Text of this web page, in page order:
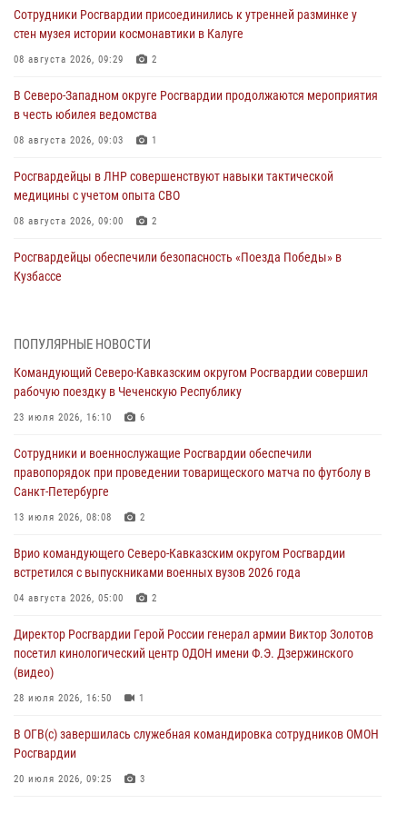
Сотрудники Росгвардии присоединились к утренней разминке у
стен музея истории космонавтики в Калуге
08 августа 2026, 09:29 2
В Северо-Западном округе Росгвардии продолжаются мероприятия
в честь юбилея ведомства
08 августа 2026, 09:03 1
Росгвардейцы в ЛНР совершенствуют навыки тактической
медицины с учетом опыта СВО
08 августа 2026, 09:00 2
Росгвардейцы обеспечили безопасность «Поезда Победы» в
Кузбассе
Военнослужащие Софринской бригады Росгвардии встретились с
дорогой к Победе в СВО» (видео)
08 августа 2026, 07:00
исполнилось 20 лет
08 августа 2026, 07:00
В Кабардино-Балкарии сотрудники Росгвардии провели турнир по
08 августа 2026, 07:00
В Москве росгвардейцы оказали помощь медикам и девушке с
08 августа 2026, 06:32 1
ПОПУЛЯРНЫЕ НОВОСТИ
Командующий Северо-Кавказским округом Росгвардии совершил
рабочую поездку в Чеченскую Республику
23 июля 2026, 16:10 6
Сотрудники и военнослужащие Росгвардии обеспечили
правопорядок при проведении товарищеского матча по футболу в
Санкт-Петербурге
13 июля 2026, 08:08 2
Врио командующего Северо-Кавказским округом Росгвардии
встретился с выпускниками военных вузов 2026 года
04 августа 2026, 05:00 2
Директор Росгвардии Герой России генерал армии Виктор Золотов
посетил кинологический центр ОДОН имени Ф.Э. Дзержинского
(видео)
28 июля 2026, 16:50 1
В ОГВ(с) завершилась служебная командировка сотрудников ОМОН
Росгвардии
20 июля 2026, 09:25 3